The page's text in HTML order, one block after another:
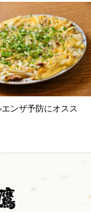
いてますね